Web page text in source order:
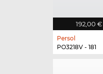
192,00 €
Persol
PO3218V - 181